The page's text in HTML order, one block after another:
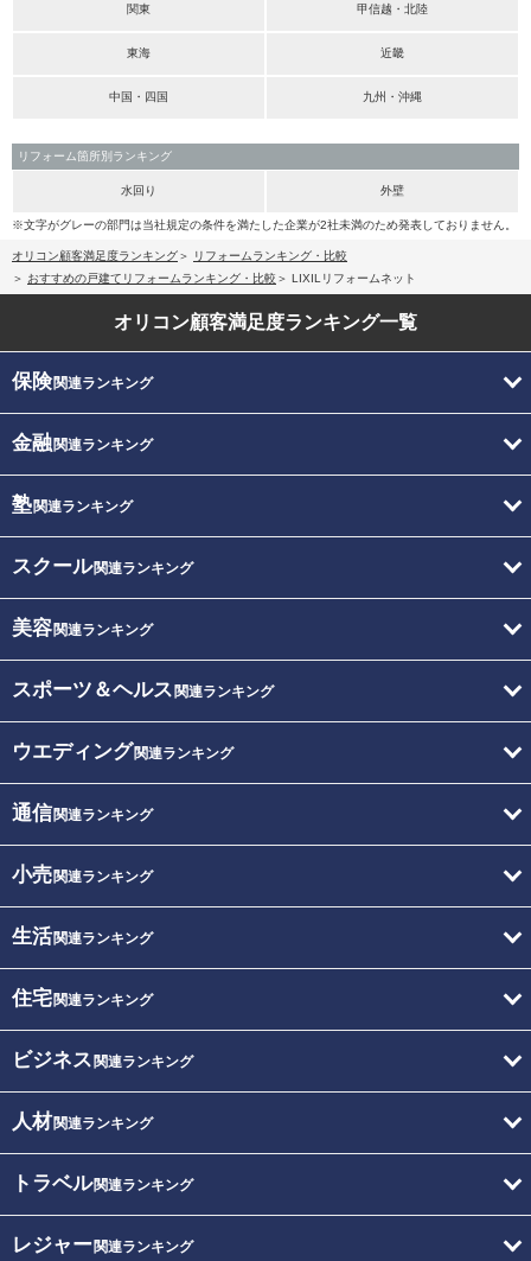
関東 甲信越・北陸
東海 近畿
中国・四国 九州・沖縄
リフォーム箇所別ランキング
水回り 外壁
※文字がグレーの部門は当社規定の条件を満たした企業が2社未満のため発表しておりません。
オリコン顧客満足度ランキング
リフォームランキング・比較
おすすめの戸建てリフォームランキング・比較
LIXILリフォームネット
オリコン顧客満足度ランキング一覧
保険関連ランキング
金融関連ランキング
塾関連ランキング
スクール関連ランキング
美容関連ランキング
スポーツ＆ヘルス 関連ランキング
ウエディング関連ランキング
通信関連ランキング
小売関連ランキング
生活関連ランキング
住宅関連ランキング
ビジネス 関連ランキング
人材関連ランキング
トラベル関連ランキング
レジャー関連ランキング